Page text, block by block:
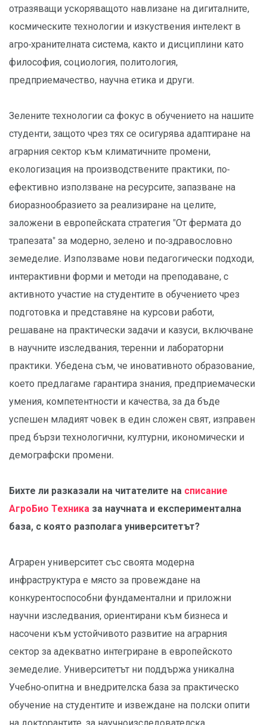
отразяващи ускоряващото навлизане на дигиталните,
космическите технологии и изкуствения интелект в
агро-хранителната система, както и дисциплини като
философия, социология, политология,
предприемачество, научна етика и други.
Зелените технологии са фокус в обучението на нашите
студенти, защото чрез тях се осигурява адаптиране на
аграрния сектор към климатичните промени,
екологизация на производствените практики, по-
ефективно използване на ресурсите, запазване на
биоразнообразието за реализиране на целите,
заложени в европейската стратегия "От фермата до
трапезата" за модерно, зелено и по-здравословно
земеделие. Използваме нови педагогически подходи,
интерактивни форми и методи на преподаване, с
активното участие на студентите в обучението чрез
подготовка и представяне на курсови работи,
решаване на практически задачи и казуси, включване
в научните изследвания, теренни и лабораторни
практики. Убедена съм, че иновативното образование,
което предлагаме гарантира знания, предприемачески
умения, компетентности и качества, за да бъде
успешен младият човек в един сложен свят, изправен
пред бързи технологични, културни, икономически и
демографски промени.
Бихте ли разказали на читателите на списание
АгроБио Техника за научната и експериментална
база, с която разполага университетът?
Аграрен университет със своята модерна
инфраструктура е място за провеждане на
конкурентоспособни фундаментални и приложни
научни изследвания, ориентирани към бизнеса и
насочени към устойчивото развитие на аграрния
сектор за адекватно интегриране в европейското
земеделие. Университетът ни поддържа уникална
Учебно-опитна и внедрителска база за практическо
обучение на студентите и извеждане на полски опити